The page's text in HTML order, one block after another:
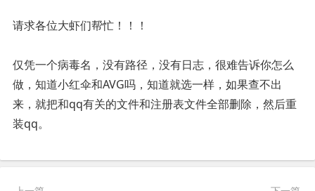
请求各位大虾们帮忙！！！
仅凭一个病毒名，没有路径，没有日志，很难告诉你怎么
做，知道小红伞和AVG吗，知道就选一样，如果查不出
来，就把和qq有关的文件和注册表文件全部删除，然后重
装qq。